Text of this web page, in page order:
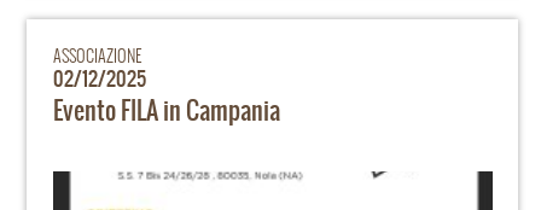
ASSOCIAZIONE
02/12/2025
Evento FILA in Campania